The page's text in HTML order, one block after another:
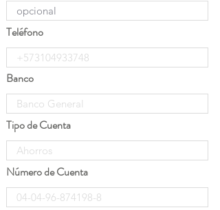
Teléfono
Banco
Tipo de Cuenta
Número de Cuenta